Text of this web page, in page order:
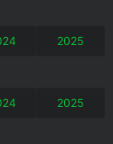
2025
2025